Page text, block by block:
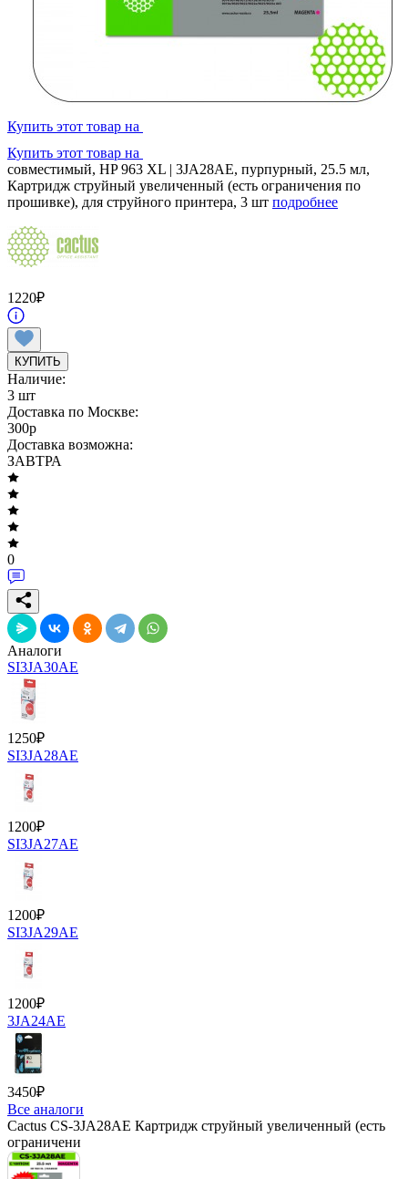
Купить этот товар на
Купить этот товар на
совместимый, HP 963 XL | 3JA28AE, пурпурный, 25.5 мл,
Картридж струйный увеличенный (есть ограничения по
прошивке), для струйного принтера, 3 шт подробнее
1220₽
КУПИТЬ
Наличие:
3 шт
Доставка по Москве:
300p
Доставка возможна:
ЗАВТРА
0
Аналоги
SI3JA30AE
1250₽
SI3JA28AE
1200₽
SI3JA27AE
1200₽
SI3JA29AE
1200₽
3JA24AE
3450₽
Все аналоги
Cactus CS-3JA28AE Картридж струйный увеличенный (есть
ограничени